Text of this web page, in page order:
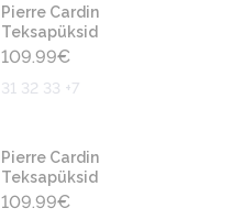
Pierre Cardin
Teksapüksid
109.99€
31 32 33 +7
Pierre Cardin
Teksapüksid
109.99€